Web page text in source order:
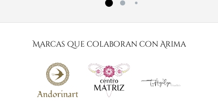
Marcas que colaboran con Arima